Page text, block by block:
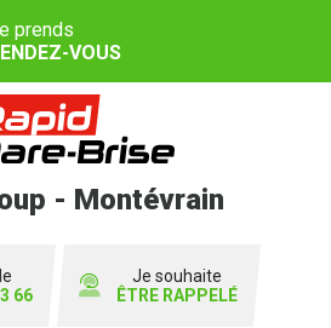
prends
VOUS
- Montévrain
66
Je souhaite
ÊTRE RAPPELÉ